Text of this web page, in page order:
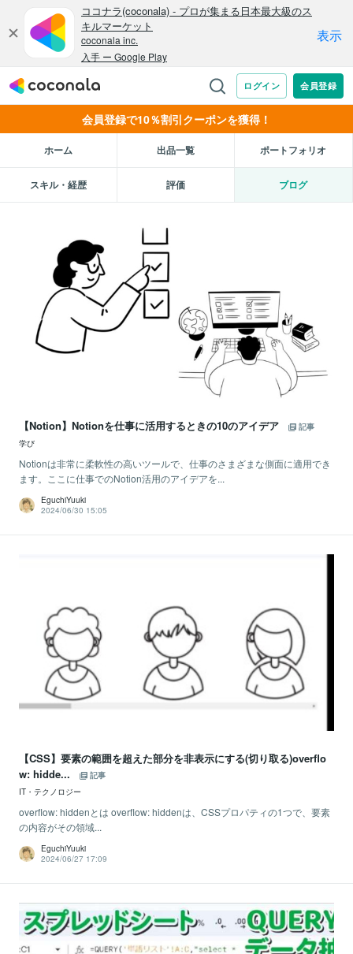
会員登録で10％割引クーポンを獲得！
ホーム 出品一覧 ポートフォリオ
スキル・経歴 評価 ブログ
【Notion】Notionを仕事に活用するときの10のアイデア
記事
学び
Notionは非常に柔軟性の高いツールで、仕事のさまざまな側面に適用でき
ます。ここに仕事でのNotion活用のアイデアを...
EguchiYuuki
2024/06/30 15:05
【CSS】要素の範囲を超えた部分を非表示にする(切り取る)overflo
w: hidde...
記事
IT・テクノロジー
overflow: hiddenとは overflow: hiddenは、CSSプロパティの1つで、要素
の内容がその領域...
EguchiYuuki
2024/06/27 17:09